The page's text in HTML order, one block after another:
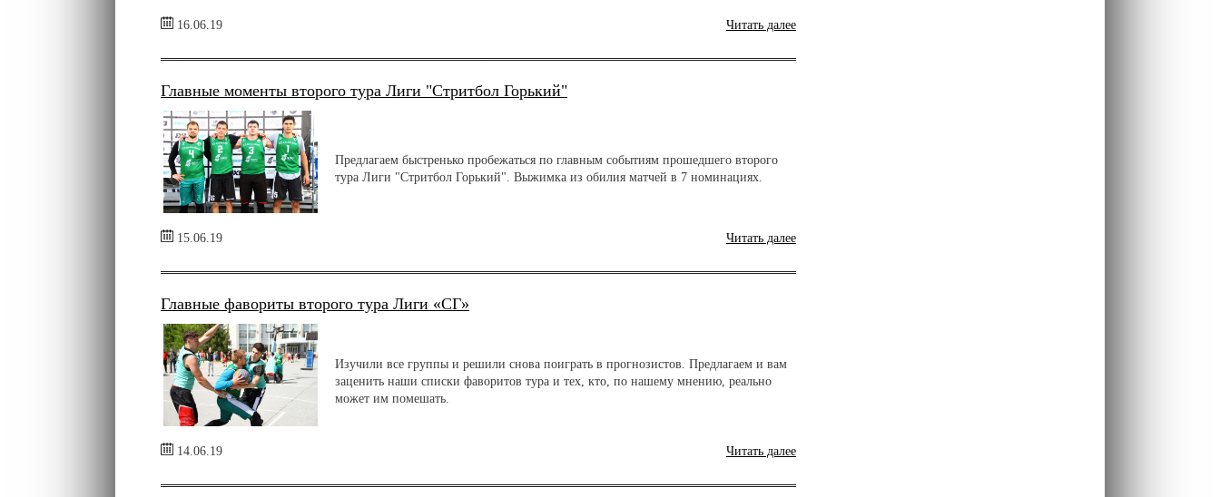
16.06.19 Читать далее
Главные моменты второго тура Лиги "Стритбол Горький"
Предлагаем быстренько пробежаться по главным событиям прошедшего второго
тура Лиги "Стритбол Горький". Выжимка из обилия матчей в 7 номинациях.
15.06.19 Читать далее
Главные фавориты второго тура Лиги «СГ»
Изучили все группы и решили снова поиграть в прогнозистов. Предлагаем и вам
заценить наши списки фаворитов тура и тех, кто, по нашему мнению, реально
может им помешать.
14.06.19 Читать далее